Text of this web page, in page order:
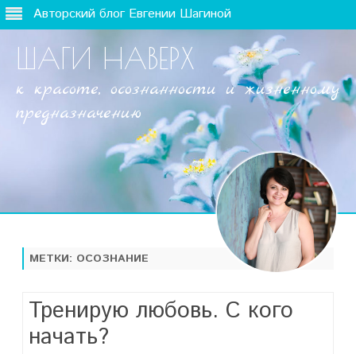
Авторский блог Евгении Шагиной
ШАГИ НАВЕРХ
к красоте, осознанности и жизненному
предназначению
МЕТКИ: ОСОЗНАНИЕ
Тренирую любовь. С кого
начать?